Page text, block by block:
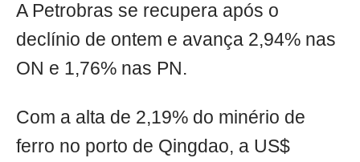
A Petrobras se recupera após o
declínio de ontem e avança 2,94% nas
ON e 1,76% nas PN.
Com a alta de 2,19% do minério de
ferro no porto de Qingdao, a US$